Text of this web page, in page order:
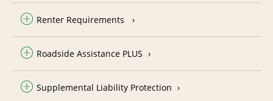
Renter Requirements
Roadside Assistance PLUS
Supplemental Liability Protection